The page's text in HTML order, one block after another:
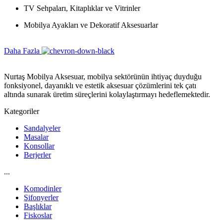
TV Sehpaları, Kitaplıklar ve Vitrinler
Mobilya Ayakları ve Dekoratif Aksesuarlar
Daha Fazla
Nurtaş Mobilya Aksesuar, mobilya sektörünün ihtiyaç duyduğu
fonksiyonel, dayanıklı ve estetik aksesuar çözümlerini tek çatı
altında sunarak üretim süreçlerini kolaylaştırmayı hedeflemektedir.
Kategoriler
Sandalyeler
Masalar
Konsollar
Berjerler
...
Komodinler
Şifonyerler
Başlıklar
Fiskoslar